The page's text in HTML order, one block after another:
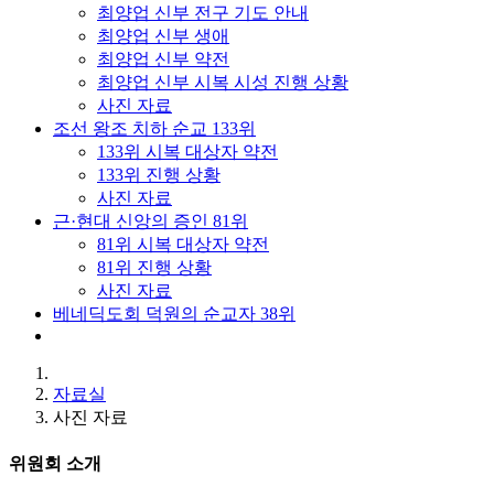
최양업 신부 전구 기도 안내
최양업 신부 생애
최양업 신부 약전
최양업 신부 시복 시성 진행 상황
사진 자료
조선 왕조 치하 순교 133위
133위 시복 대상자 약전
133위 진행 상황
사진 자료
근·현대 신앙의 증인 81위
81위 시복 대상자 약전
81위 진행 상황
사진 자료
베네딕도회 덕원의 순교자 38위
자료실
사진 자료
위원회 소개